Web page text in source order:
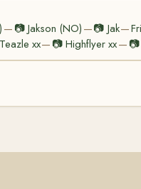
— 📷Jakson (NO) —📷 Jak—
xx— 📷Highflyer xx— 📷